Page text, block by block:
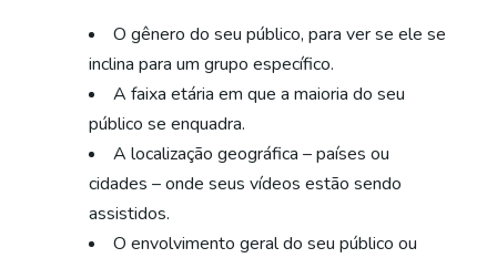
O gênero do seu público, para ver se ele se
inclina para um grupo específico.
A faixa etária em que a maioria do seu
público se enquadra.
A localização geográfica – países ou
cidades – onde seus vídeos estão sendo
assistidos.
O envolvimento geral do seu público ou